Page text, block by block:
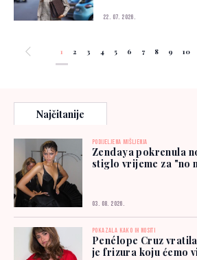
22. 07. 2026.
1 2 3 4 5 6 7 8 9 10
Najčitanije
PODIJELJENA MIŠLJENJA
Zendaya pokrenula
stiglo vrijeme za "no
03. 08. 2026.
POKAZALA KAKO IH NOSITI
Penélope Cruz
je frizura koju ćemo